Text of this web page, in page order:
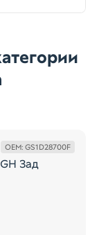
OEM: GS1D28700F
Зад
GH5AP,